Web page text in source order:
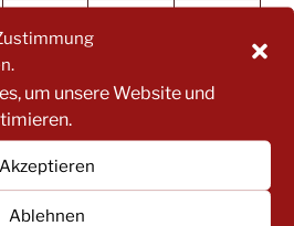
um unsere Website und
Akzeptieren
Ablehnen
Kirchberg
Mörsdorf
Kita
230.000,00
Argenthal
€